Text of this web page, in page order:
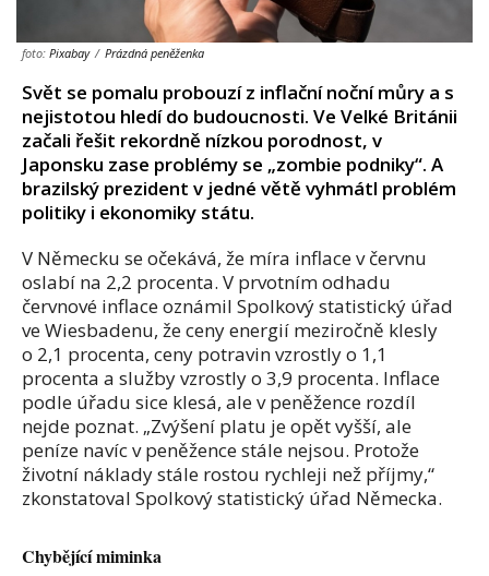
foto: Pixabay / Prázdná peněženka
Svět se pomalu probouzí z inflační noční můry a s
nejistotou hledí do budoucnosti. Ve Velké Británii
začali řešit rekordně nízkou porodnost, v
Japonsku zase problémy se „zombie podniky“. A
brazilský prezident v jedné větě vyhmátl problém
politiky i ekonomiky státu.
V Německu se očekává, že míra inflace v červnu
oslabí na 2,2 procenta. V prvotním odhadu
červnové inflace oznámil Spolkový statistický úřad
ve Wiesbadenu, že ceny energií meziročně klesly
o 2,1 procenta, ceny potravin vzrostly o 1,1
procenta a služby vzrostly o 3,9 procenta. Inflace
podle úřadu sice klesá, ale v peněžence rozdíl
nejde poznat. „Zvýšení platu je opět vyšší, ale
peníze navíc v peněžence stále nejsou. Protože
životní náklady stále rostou rychleji než příjmy,“
zkonstatoval Spolkový statistický úřad Německa.
Chybějící miminka